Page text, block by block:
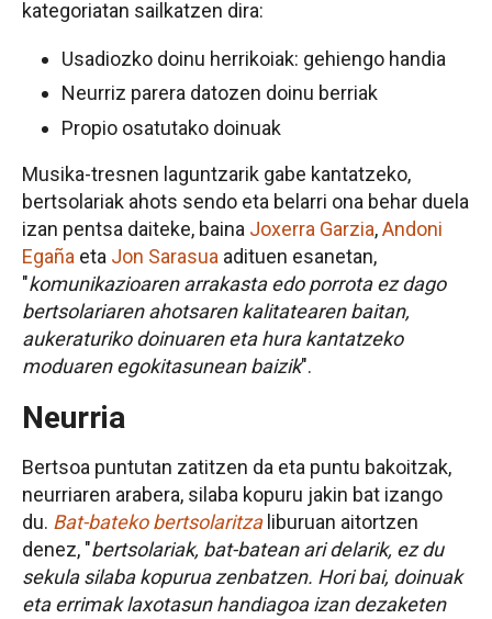
kategoriatan sailkatzen dira:
Usadiozko doinu herrikoiak: gehiengo handia
Neurriz parera datozen doinu berriak
Propio osatutako doinuak
Musika-tresnen laguntzarik gabe kantatzeko,
bertsolariak ahots sendo eta belarri ona behar duela
izan pentsa daiteke, baina Joxerra Garzia,Andoni
Egaña eta Jon Sarasua adituen esanetan,
"komunikazioaren arrakasta edo porrota ez dago
bertsolariaren ahotsaren kalitatearen baitan,
aukeraturiko doinuaren eta hura kantatzeko
moduaren egokitasunean baizik".
Neurria
Bertsoa puntutan zatitzen da eta puntu bakoitzak,
neurriaren arabera, silaba kopuru jakin bat izango
du. Bat-bateko bertsolaritzaliburuan aitortzen
denez, "bertsolariak, bat-batean ari delarik, ez du
sekula silaba kopurua zenbatzen. Hori bai, doinuak
eta errimak laxotasun handiagoa izan dezaketen